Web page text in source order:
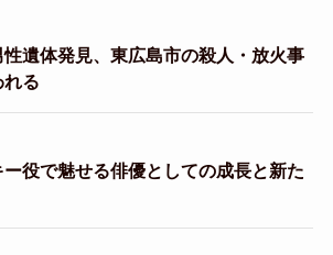
遺体発見、東広島市の殺人・放火事
る
役で魅せる俳優としての成長と新た